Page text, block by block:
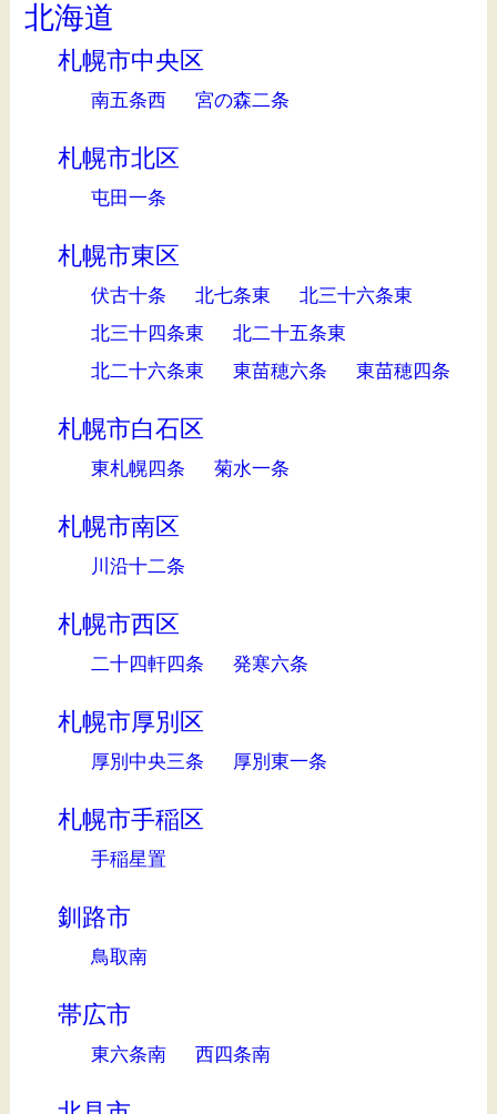
北海道
札幌市中央区
南五条西 宮の森二条
札幌市北区
屯田一条
札幌市東区
伏古十条 北七条東
北三十六条東
北三十四条東
北二十五条東
北二十六条東
東苗穂六条 東苗穂四条
札幌市白石区
東札幌四条 菊水一条
札幌市南区
川沿十二条
札幌市西区
二十四軒四条 発寒六条
札幌市厚別区
厚別中央三条 厚別東一条
札幌市手稲区
手稲星置
釧路市
鳥取南
帯広市
東六条南 西四条南